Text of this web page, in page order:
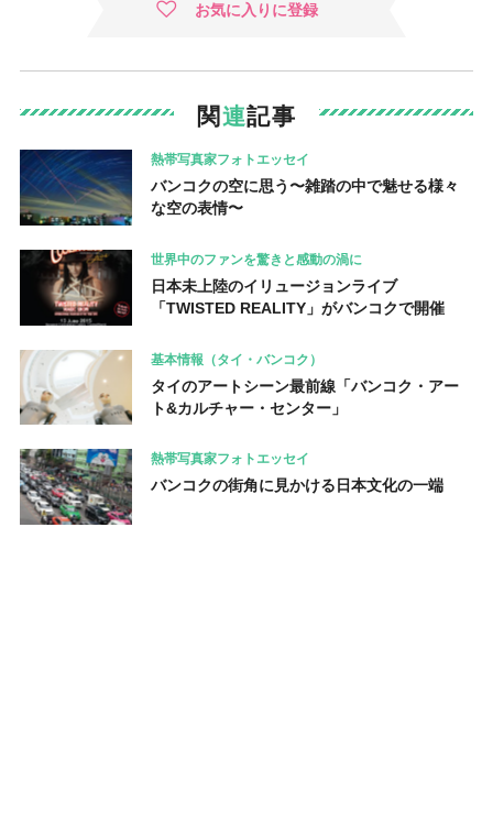
お気に入りに登録
関連記事
熱帯写真家フォトエッセイ
バンコクの空に思う〜雑踏の中で魅せる様々
な空の表情〜
世界中のファンを驚きと感動の渦に
日本未上陸のイリュージョンライブ
「TWISTED REALITY」がバンコクで開催
基本情報（タイ・バンコク）
タイのアートシーン最前線「バンコク・アー
ト&カルチャー・センター」
熱帯写真家フォトエッセイ
バンコクの街角に見かける日本文化の一端